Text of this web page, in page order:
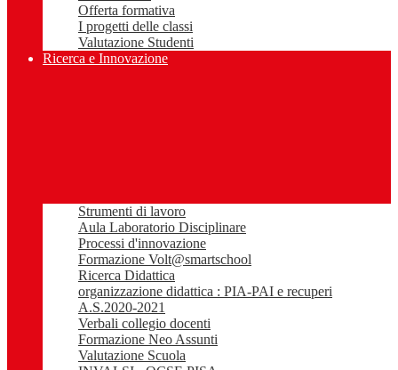
Offerta formativa
I progetti delle classi
Valutazione Studenti
Ricerca e Innovazione
Strumenti di lavoro
Aula Laboratorio Disciplinare
Processi d'innovazione
Formazione Volt@smartschool
Ricerca Didattica
organizzazione didattica : PIA-PAI e recuperi
A.S.2020-2021
Verbali collegio docenti
Formazione Neo Assunti
Valutazione Scuola